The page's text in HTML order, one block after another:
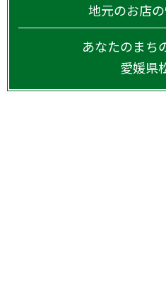
地元のお店の
あなたのまち
愛媛県